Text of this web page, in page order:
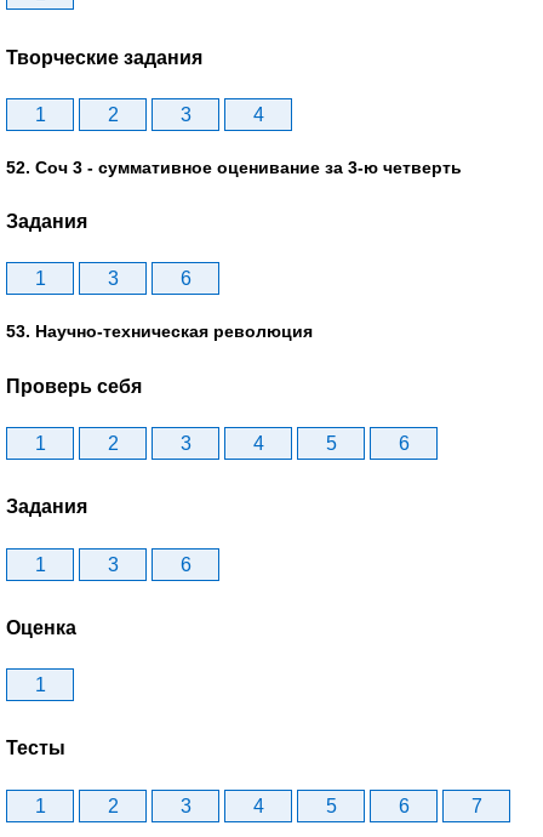
Творческие задания
1 2 3 4
52. Соч 3 - суммативное оценивание за 3-ю четверть
Задания
1 3 6
53. Научно-техническая революция
Проверь себя
1 2 3 4 5 6
Задания
1 3 6
Оценка
1
Тесты
1 2 3 4 5 6 7